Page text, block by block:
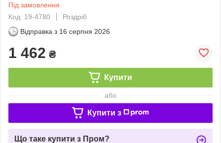
Під замовлення
Код: 19-4780
Роздріб
Відправка з 16 серпня 2026
1 462 ₴
Купити
або
Купити з
Що таке купити з Пром?